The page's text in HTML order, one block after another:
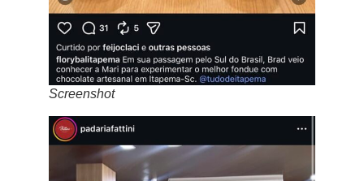
Screenshot